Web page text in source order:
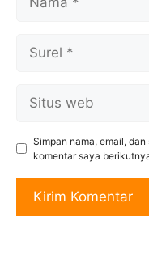
web
Simpan nama, email,
komentar saya